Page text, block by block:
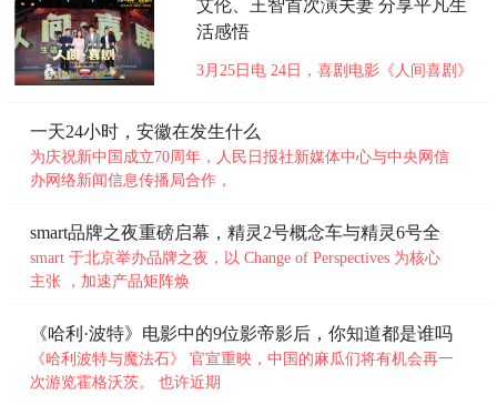
out了。蔡徐坤最近一直在热搜榜前几
名，又一次因为造型和穿着再次上了热
素，关注量加起来高达6亿这么惊
艾伦、王智首次演夫妻 分享平凡生
活感悟
3月25日电 24日，喜剧电影《人间喜剧》
发布会上几位主演通过人生骰子做出选
择，接受层层游戏考验。 对于和王智二
度合作，艾伦表示与对方合作演夫妻是一
一天24小时，安徽在发生什么
为庆祝新中国成立70周年，人民日报社新媒体中心与中央网信
办网络新闻信息传播局合作，
smart品牌之夜重磅启幕，精灵2号概念车与精灵6号全
球
smart 于北京举办品牌之夜，以 Change of Perspectives 为核心
主张 ，加速产品矩阵焕
《哈利·波特》电影中的9位影帝影后，你知道都是谁吗
《哈利波特与魔法石》 官宣重映，中国的麻瓜们将有机会再一
次游览霍格沃茨。 也许近期